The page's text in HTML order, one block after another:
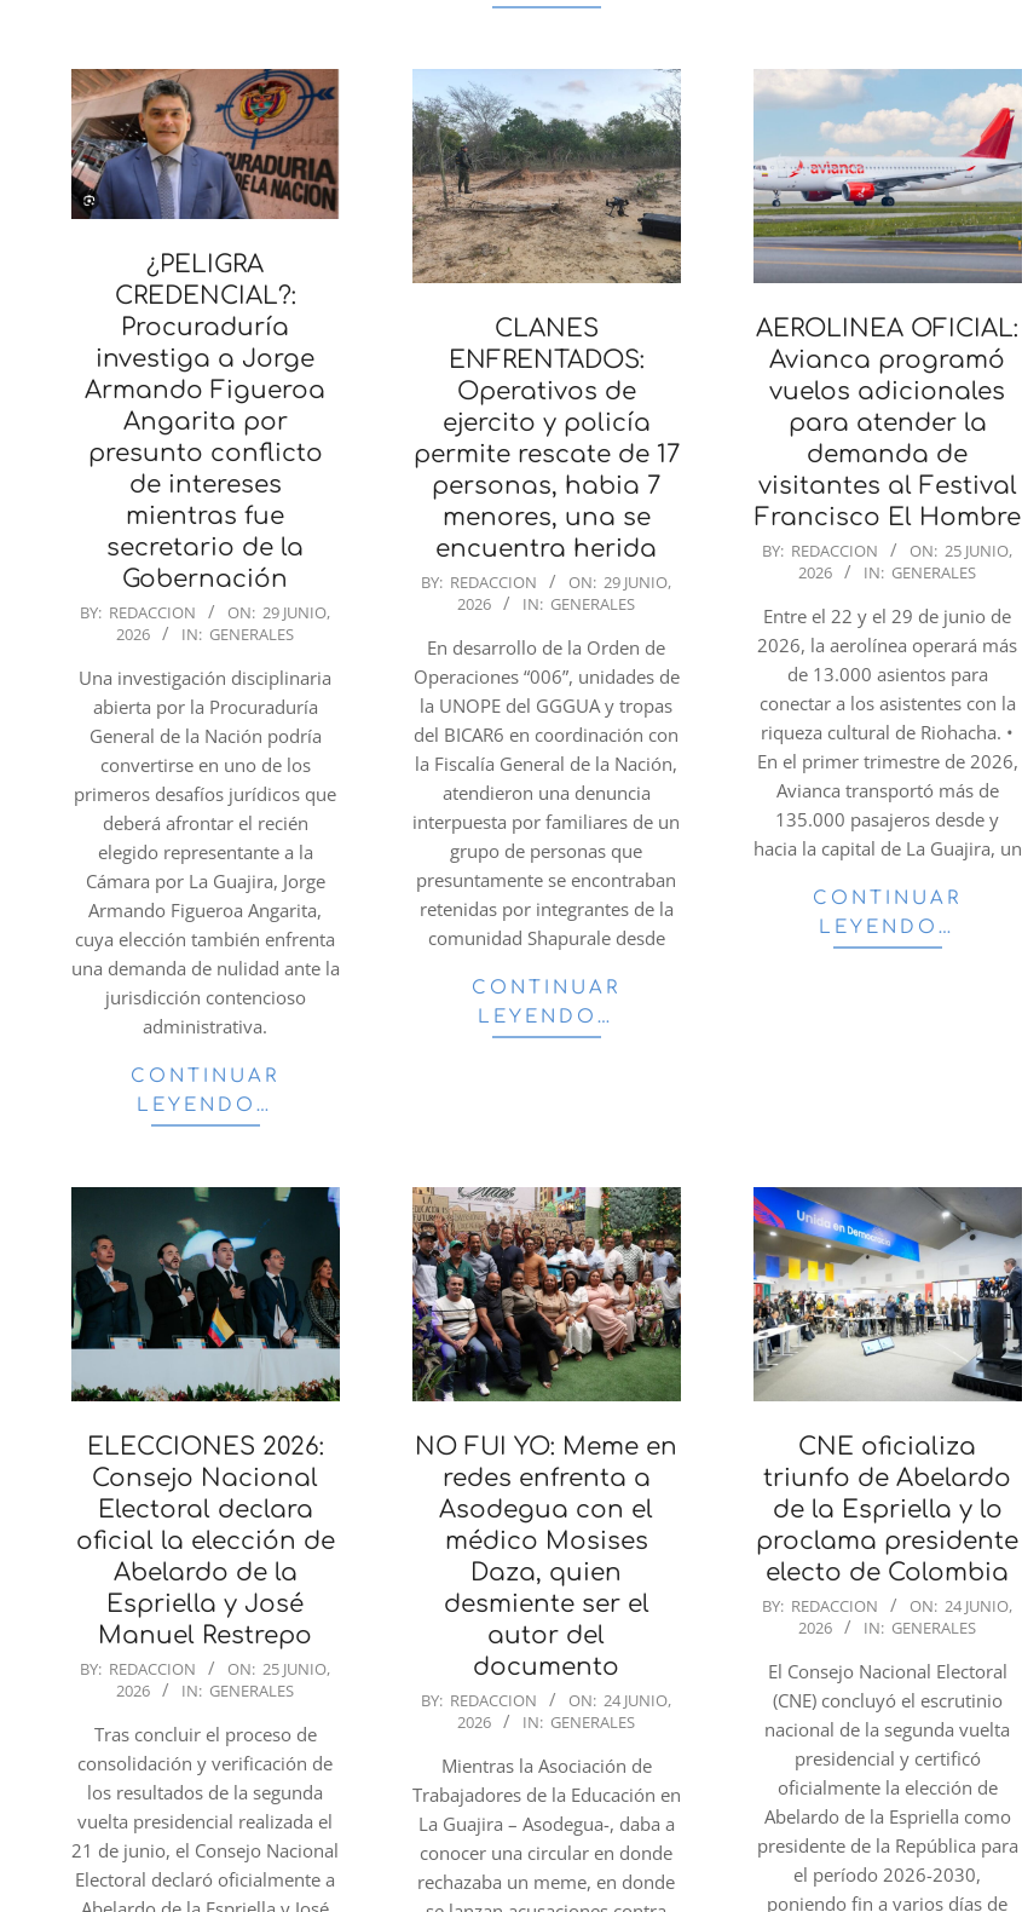
¿PELIGRA
CREDENCIAL?:
Procuraduría
investiga a Jorge
Armando Figueroa
Angarita por
presunto conflicto
de intereses
mientras fue
secretario de la
Gobernación
2026-
29
BY: REDACCION ON: 29 JUNIO,
2026
IN: GENERALES
Una investigación disciplinaria
abierta por la Procuraduría
General de la Nación podría
convertirse en uno de los
primeros desafíos jurídicos que
deberá afrontar el recién
elegido representante a la
Cámara por La Guajira, Jorge
Armando Figueroa Angarita,
cuya elección también enfrenta
una demanda de nulidad ante la
jurisdicción contencioso
administrativa.
CONTINUAR
LEYENDO…
CLANES
ENFRENTADOS:
Operativos de
ejercito y policía
permite rescate de 17
personas, habia 7
menores, una se
encuentra herida
2026-
29
BY: REDACCION ON: 29 JUNIO,
2026
IN: GENERALES
En desarrollo de la Orden de
Operaciones “006”, unidades de
la UNOPE del GGGUA y tropas
del BICAR6 en coordinación con
la Fiscalía General de la Nación,
atendieron una denuncia
interpuesta por familiares de un
grupo de personas que
presuntamente se encontraban
retenidas por integrantes de la
comunidad Shapurale desde
CONTINUAR
LEYENDO…
AEROLINEA OFICIAL:
Avianca programó
vuelos adicionales
para atender la
demanda de
visitantes al Festival
Francisco El Hombre
2026-
25
BY: REDACCION ON: 25 JUNIO,
2026
IN: GENERALES
Entre el 22 y el 29 de junio de
2026, la aerolínea operará más
de 13.000 asientos para
conectar a los asistentes con la
riqueza cultural de Riohacha. •
En el primer trimestre de 2026,
Avianca transportó más de
135.000 pasajeros desde y
hacia la capital de La Guajira, un
CONTINUAR
LEYENDO…
ELECCIONES 2026:
Consejo Nacional
Electoral declara
oficial la elección de
Abelardo de la
Espriella y José
Manuel Restrepo
2026-
BY: REDACCION ON: 25 JUNIO,
2026
IN: GENERALES
Tras concluir el proceso de
consolidación y verificación de
los resultados de la segunda
vuelta presidencial realizada el
21 de junio, el Consejo Nacional
Electoral declaró oficialmente a
NO FUI YO: Meme en
redes enfrenta a
Asodegua con el
médico Mosises
Daza, quien
desmiente ser el
autor del
documento
2026-
BY: REDACCION ON: 24 JUNIO,
2026
IN: GENERALES
Mientras la Asociación de
Trabajadores de la Educación en
La Guajira – Asodegua-, daba a
conocer una circular en donde
rechazaba un meme, en donde
CNE oficializa
triunfo de Abelardo
de la Espriella y lo
proclama presidente
electo de Colombia
2026-
24
BY: REDACCION ON: 24 JUNIO,
2026
IN: GENERALES
El Consejo Nacional Electoral
(CNE) concluyó el escrutinio
nacional de la segunda vuelta
presidencial y certificó
oficialmente la elección de
Abelardo de la Espriella como
presidente de la República para
el período 2026-2030,
poniendo fin a varios días de